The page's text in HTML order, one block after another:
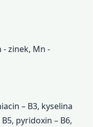
- zinek, Mn -
– B3, kyselina
pyridoxin – B6,